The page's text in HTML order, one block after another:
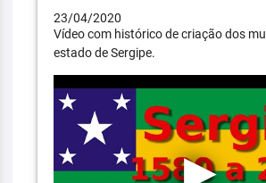
23/04/2020
Vídeo com histórico de criação dos
estado de Sergipe.